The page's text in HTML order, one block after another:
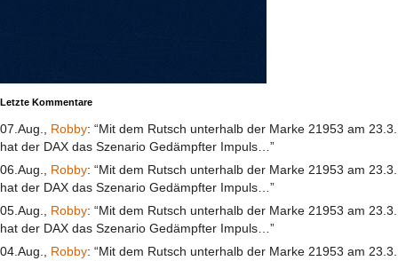
Letzte Kommentare
07.Aug., Robby: “Mit dem Rutsch unterhalb der Marke 21953 am 23.3.
hat der DAX das Szenario Gedämpfter Impuls…”
06.Aug., Robby: “Mit dem Rutsch unterhalb der Marke 21953 am 23.3.
hat der DAX das Szenario Gedämpfter Impuls…”
05.Aug., Robby: “Mit dem Rutsch unterhalb der Marke 21953 am 23.3.
hat der DAX das Szenario Gedämpfter Impuls…”
04.Aug., Robby: “Mit dem Rutsch unterhalb der Marke 21953 am 23.3.